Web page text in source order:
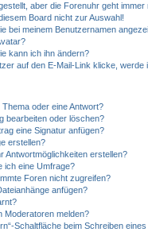
aber die Forenuhr geht immer
Board nicht zur Auswahl!
bei meinem Benutzernamen
kann ich ihn ändern?
auf den E-Mail-Link klicke, werde
oder eine Antwort?
bearbeiten oder löschen?
eine Signatur anfügen?
erstellen?
Antwortmöglichkeiten erstellen?
ich eine Umfrage?
Foren nicht zugreifen?
anfügen?
Moderatoren melden?
Schaltfläche beim Schreiben